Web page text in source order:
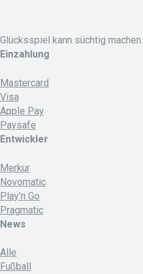
Glücksspiel kann süchtig machen.
Einzahlung
Mastercard
Visa
Apple Pay
Paysafe
Entwickler
Merkur
Novomatic
Play'n Go
Pragmatic
News
Alle
Fußball